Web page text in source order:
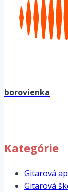
borovienka
Kategórie
Gitarová
Gitarová